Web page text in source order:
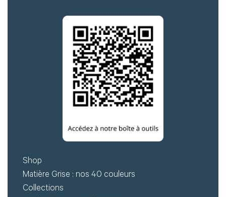
Shop
Matière Grise : nos 40 couleurs
Collections